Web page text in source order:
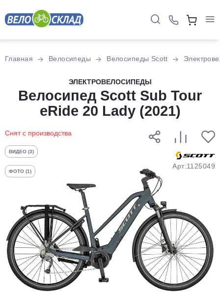
Главная Велосипеды Велосипеды Scott
ЭЛЕКТРОВЕЛОСИПЕДЫ
Велосипед Scott Sub Tour
eRide 20 Lady (2021)
Снят с производства
ВИДЕО (3)
ФОТО (1)
Арт:1125049
Разбейте
оплатуна части
без переплат
График платежей
Добавляйте товары
в корзину
Оплачивайте сегодня только
25% картой любого банка